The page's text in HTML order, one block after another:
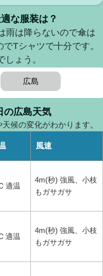
な服装は？
雨は降らないので傘は
Tシャツで十分です。
ょう。
広島
の広島天気
候の変化がわかります。
風速
適温
4m(秒) 強風、小枝
もガサガサ
適温
4m(秒) 強風、小枝
もガサガサ